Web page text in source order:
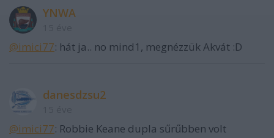
YNWA
@imici77: hát ja.. no mind1, megnézzük Akvát :D
danesdzsu2
@imici77: Robbie Keane dupla sűrűbben volt